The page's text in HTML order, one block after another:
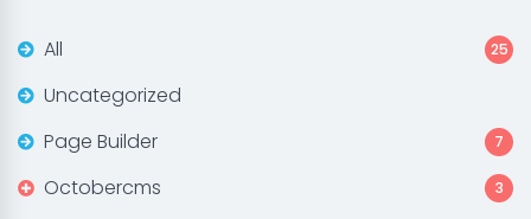
All 25
Uncategorized
Page Builder
7
Octobercms 3